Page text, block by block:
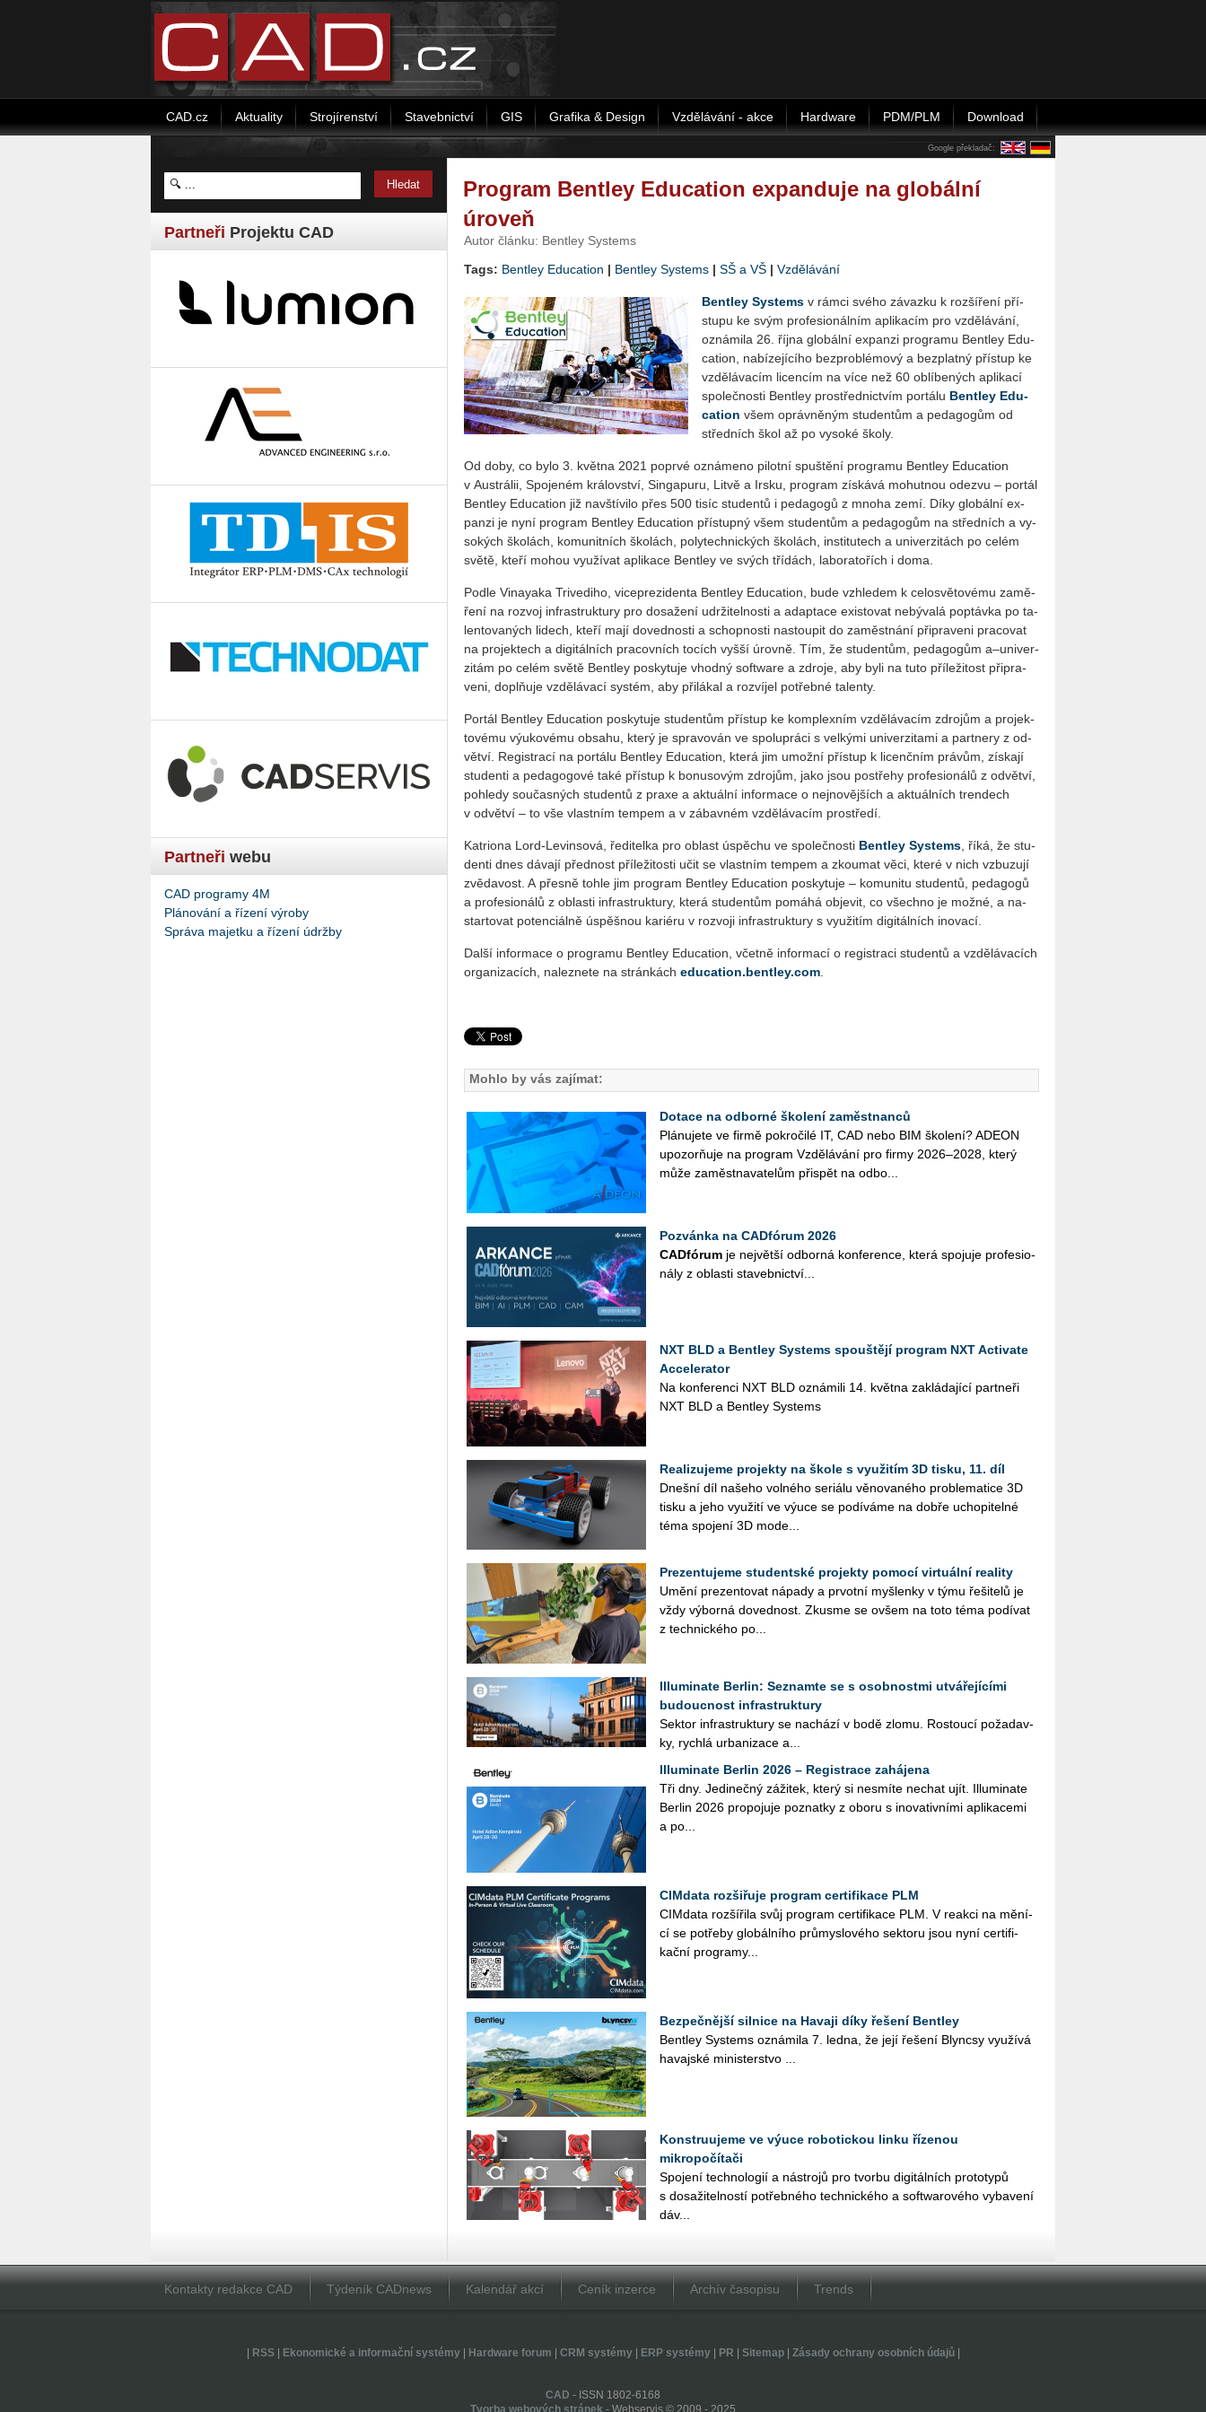
CAD.cz Aktuality Strojírenství Stavebnictví GIS Grafika & Design Vzdělávání - akce Hardware PDM/PLM Download
Google překladač:
Partneři Projektu CAD
Partneři webu
CAD programy 4M
Plánování a řízení výroby
Správa majetku a řízení údržby
Program Bentley Education expanduje na globální
úroveň
Autor článku: Bentley Systems
Tags: Bentley Education | Bentley Systems | SŠ a VŠ | Vzdělávání
Bent­ley Sys­tems v rámci svého zá­vaz­ku k roz­ší­ře­ní pří­
stu­pu ke svým pro­fe­si­o­nál­ním apli­ka­cím pro vzdě­lá­vá­ní,
ozná­mi­la 26. října glo­bál­ní ex­pan­zi pro­gra­mu Bent­ley Edu­
cati­on, na­bí­ze­jí­cí­ho bez­pro­blé­mo­vý a bez­plat­ný pří­stup ke
vzdě­lá­va­cím li­cen­cím na více než 60 ob­lí­be­ných apli­ka­cí
spo­leč­nos­ti Bent­ley pro­střed­nic­tvím por­tá­lu Bent­ley Edu­
cati­on všem opráv­ně­ným stu­den­tům a pe­da­go­gům od
střed­ních škol až po vy­so­ké školy.
Od doby, co bylo 3. květ­na 2021 po­pr­vé ozná­me­no pi­lot­ní spuš­tě­ní pro­gra­mu Bent­ley Edu­cati­on
v Aus­trá­lii, Spo­je­ném krá­lov­ství, Sin­ga­pu­ru, Litvě a Irsku, pro­gram zís­ká­vá mo­hut­nou ode­zvu – por­tál
Bent­ley Edu­cati­on již na­vští­vi­lo přes 500 tisíc stu­den­tů i pe­da­go­gů z mnoha zemí. Díky glo­bál­ní ex­
pan­zi je nyní pro­gram Bent­ley Edu­cati­on pří­stup­ný všem stu­den­tům a pe­da­go­gům na střed­ních a vy­
so­kých ško­lách, ko­mu­nit­ních ško­lách, po­ly­tech­nic­kých ško­lách, in­sti­tu­tech a uni­ver­zi­tách po celém
světě, kteří mohou vy­u­ží­vat apli­ka­ce Bent­ley ve svých tří­dách, la­bo­ra­to­řích i doma.
Podle Vi­na­yaka Tri­ve­di­ho, vi­ce­pre­zi­den­ta Bent­ley Edu­cati­on, bude vzhle­dem k ce­lo­svě­to­vé­mu za­mě­
ře­ní na roz­voj in­frastruk­tu­ry pro do­sa­že­ní udr­ži­tel­nos­ti a adap­ta­ce exis­to­vat ne­bý­va­lá po­ptáv­ka po ta­
len­to­va­ných li­dech, kteří mají do­ved­nos­ti a schop­nos­ti na­stou­pit do za­měst­ná­ní při­pra­ve­ni pra­co­vat
na pro­jek­tech a di­gi­tál­ních pra­cov­ních to­cích vyšší úrov­ně. Tím, že stu­den­tům, pe­da­go­gům a–uni­ver­
zi­tám po celém světě Bent­ley po­sky­tu­je vhod­ný soft­ware a zdro­je, aby byli na tuto pří­le­ži­tost při­pra­
ve­ni, doplňuje vzdě­lá­va­cí sys­tém, aby při­lá­kal a roz­ví­jel po­třeb­né ta­len­ty.
Por­tál Bent­ley Edu­cati­on po­sky­tu­je stu­den­tům pří­stup ke kom­plex­ním vzdě­lá­va­cím zdro­jům a pro­jek­
to­vé­mu vý­u­ko­vé­mu ob­sa­hu, který je spra­vo­ván ve spo­lu­prá­ci s vel­ký­mi uni­ver­zi­ta­mi a part­ne­ry z od­
vět­ví. Re­gis­tra­cí na por­tá­lu Bent­ley Edu­cati­on, která jim umož­ní pří­stup k li­cenč­ním prá­vům, zís­ka­jí
stu­den­ti a pe­da­go­go­vé také pří­stup k bo­nu­so­vým zdro­jům, jako jsou po­stře­hy pro­fe­si­o­ná­lů z od­vět­ví,
po­hle­dy sou­čas­ných stu­den­tů z praxe a ak­tu­ál­ní in­for­ma­ce o nej­no­věj­ších a ak­tu­ál­ních tren­dech
v od­vět­ví – to vše vlast­ním tem­pem a v zá­bav­ném vzdě­lá­va­cím pro­stře­dí.
Ka­tri­o­na Lord-Le­vin­so­vá, ře­di­tel­ka pro ob­last úspě­chu ve spo­leč­nos­ti Bent­ley Sys­tems , říká, že stu­
den­ti dnes dá­va­jí před­nost pří­le­ži­tos­ti učit se vlast­ním tem­pem a zkou­mat věci, které v nich vzbu­zu­jí
zvě­da­vost. A přes­ně tohle jim pro­gram Bent­ley Edu­cati­on po­sky­tu­je – ko­mu­ni­tu stu­den­tů, pe­da­go­gů
a pro­fe­si­o­ná­lů z ob­las­ti in­frastruk­tu­ry, která stu­den­tům po­má­há ob­je­vit, co všech­no je možné, a na­
star­to­vat po­ten­ci­ál­ně úspěš­nou ka­ri­é­ru v roz­vo­ji in­frastruk­tu­ry s vy­u­ži­tím di­gi­tál­ních ino­va­cí.
Další in­for­ma­ce o pro­gra­mu Bent­ley Edu­cati­on, včet­ně in­for­ma­cí o re­gis­tra­ci stu­den­tů a vzdě­lá­va­cích
or­ga­ni­za­cích, na­lez­ne­te na strán­kách education.bentley.com
Mohlo by vás zajímat:
Dotace na odborné školení zaměstnanců
Plá­nu­je­te ve firmě po­kro­či­lé IT, CAD nebo BIM ško­le­ní? ADEON
upo­zorňuje na pro­gram Vzdě­lá­vá­ní pro firmy 2026–2028, který
může za­měst­na­va­te­lům při­spět na od­bo...
Pozvánka na CADfórum 2026
CAD­fó­rum je nej­vět­ší od­bor­ná kon­fe­ren­ce, která spo­ju­je pro­fe­si­o­
ná­ly z ob­las­ti sta­veb­nic­tví...
NXT BLD a Bentley Systems spouštějí program NXT Activate
Accelerator
Na kon­fe­ren­ci NXT BLD ozná­mi­li 14. květ­na za­klá­da­jí­cí part­ne­ři
NXT BLD a Bent­ley Sys­tems
Realizujeme projekty na škole s využitím 3D tisku, 11. díl
Dneš­ní díl na­še­ho vol­né­ho se­ri­á­lu vě­no­va­né­ho pro­ble­ma­ti­ce 3D
tisku a jeho vy­u­ži­tí ve výuce se po­dí­vá­me na dobře ucho­pi­tel­né
téma spo­je­ní 3D mo­de...
Prezentujeme studentské projekty pomocí virtuální reality
Umění pre­zen­to­vat ná­pa­dy a pr­vot­ní myš­len­ky v týmu ře­ši­te­lů je
vždy vý­bor­ná do­ved­nost. Zkus­me se ovšem na toto téma po­dí­vat
z tech­nic­ké­ho po...
Illuminate Berlin: Seznamte se s osobnostmi utvářejícími
budoucnost infrastruktury
Sek­tor in­fra­stru­k­tu­ry se na­chá­zí v bodě zlomu. Ros­tou­cí po­ža­dav­
ky, rych­lá ur­ba­ni­za­ce a...
llluminate Berlin 2026 – Registrace zahájena
Tři dny. Je­di­neč­ný zá­ži­tek, který si ne­smí­te ne­chat ujít. Illu­mi­na­te
Ber­lin 2026 pro­po­ju­je po­znatky z oboru s ino­va­tiv­ní­mi apli­ka­ce­mi
a po­...
CIMdata rozšiřuje program certifikace PLM
CIM­da­ta roz­ší­ři­la svůj pro­gram cer­ti­fi­ka­ce PLM. V re­ak­ci na mě­ní­
cí se po­tře­by glo­bál­ní­ho prů­mys­lo­vé­ho sek­to­ru jsou nyní cer­ti­fi­
kač­ní pro­gra­my...
Bezpečnější silnice na Havaji díky řešení Bentley
Bent­ley Sys­tems ozná­mi­la 7. ledna, že její ře­še­ní Blyn­csy vy­u­ží­vá
ha­vaj­ské mi­nis­ter­stvo ...
Konstruujeme ve výuce robotickou linku řízenou
mikropočítači
Spo­je­ní tech­no­lo­gií a ná­stro­jů pro tvor­bu di­gi­tál­ních pro­to­ty­pů
s do­sa­ži­tel­nos­tí po­třeb­né­ho tech­nic­ké­ho a soft­wa­ro­vého vy­ba­ve­ní
dáv...
Kontakty redakce CAD Týdeník CADnews Kalendář akcí Ceník inzerce Archív časopisu Trends
RSS| Ekonomické a informační systémy| Hardware forum CRM systémy| ERP systémy| PR Sitemap| Zásady ochrany osobních údajů|
CAD - ISSN 1802-6168
Tvorba webových stránek - Webservis © 2009 - 2025